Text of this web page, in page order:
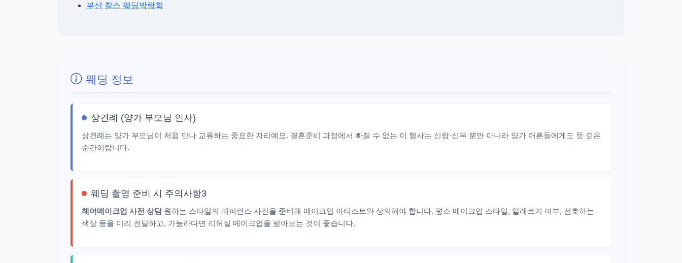
부산 찰스 웨딩박람회
웨딩 정보
상견례 (양가 부모님 인사)
상견례는 양가 부모님이 처음 만나 교류하는 중요한 자리예요. 결혼준비 과정에서 빠질 수 없는 이 행사는 신랑·신부 뿐만 아니라 양가 어른들에게도 뜻 깊은
순간이랍니다.
웨딩 촬영 준비 시 주의사항3
헤어메이크업 사전 상담원하는 스타일의 레퍼런스 사진을 준비해 메이크업 아티스트와 상의해야 합니다. 평소 메이크업 스타일, 알레르기 여부, 선호하는
색상 등을 미리 전달하고, 가능하다면 리허설 메이크업을 받아보는 것이 좋습니다.